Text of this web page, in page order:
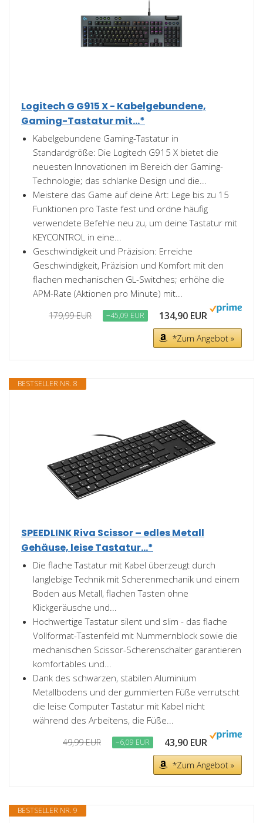
Logitech G G915 X - Kabelgebundene,
Gaming-Tastatur mit...*
Kabelgebundene Gaming-Tastatur in
Standardgröße: Die Logitech G915 X bietet die
neuesten Innovationen im Bereich der Gaming-
Technologie; das schlanke Design und die...
Meistere das Game auf deine Art: Lege bis zu 15
Funktionen pro Taste fest und ordne häufig
verwendete Befehle neu zu, um deine Tastatur mit
KEYCONTROL in eine...
Geschwindigkeit und Präzision: Erreiche
Geschwindigkeit, Präzision und Komfort mit den
flachen mechanischen GL-Switches; erhöhe die
APM-Rate (Aktionen pro Minute) mit...
179,99 EUR −45,09 EUR 134,90 EUR
*Zum Angebot »
BESTSELLER NR. 8
SPEEDLINK Riva Scissor – edles Metall
Gehäuse, leise Tastatur...*
Die flache Tastatur mit Kabel überzeugt durch
langlebige Technik mit Scherenmechanik und einem
Boden aus Metall, flachen Tasten ohne
Klickgeräusche und...
Hochwertige Tastatur silent und slim - das flache
Vollformat-Tastenfeld mit Nummernblock sowie die
mechanischen Scissor-Scherenschalter garantieren
komfortables und...
Dank des schwarzen, stabilen Aluminium
Metallbodens und der gummierten Füße verrutscht
die leise Computer Tastatur mit Kabel nicht
während des Arbeitens, die Füße...
49,99 EUR −6,09 EUR 43,90 EUR
*Zum Angebot »
BESTSELLER NR. 9